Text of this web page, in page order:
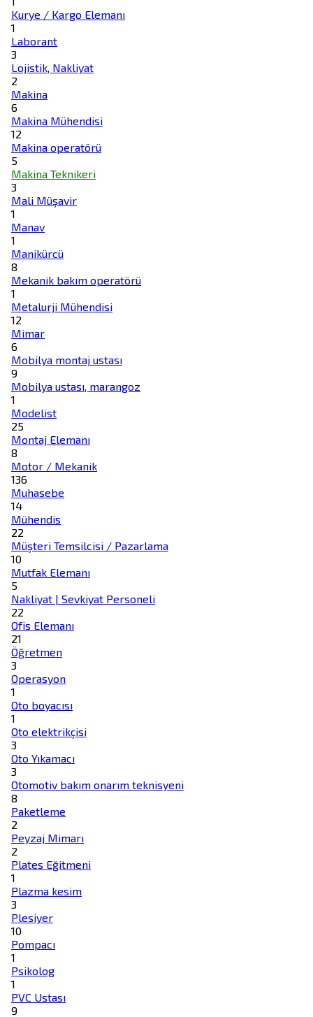
Kurye / Kargo Elemanı
1
Laborant
3
Lojistik, Nakliyat
2
Makina
6
Makina Mühendisi
12
Makina operatörü
5
Makina Teknikeri
3
Mali Müşavir
1
Manav
1
Manikürcü
8
Mekanik bakım operatörü
1
Metalurji Mühendisi
12
Mimar
6
Mobilya montaj ustası
9
Mobilya ustası, marangoz
1
Modelist
25
Montaj Elemanı
8
Motor / Mekanik
136
Muhasebe
14
Mühendis
22
Müşteri Temsilcisi / Pazarlama
10
Mutfak Elemanı
5
Nakliyat | Sevkiyat Personeli
22
Ofis Elemanı
21
Öğretmen
3
Operasyon
1
Oto boyacısı
1
Oto elektrikçisi
3
Oto Yıkamacı
3
Otomotiv bakım onarım teknisyeni
8
Paketleme
2
Peyzaj Mimarı
2
Plates Eğitmeni
1
Plazma kesim
3
Plesiyer
10
Pompacı
1
Psikolog
1
PVC Ustası
9